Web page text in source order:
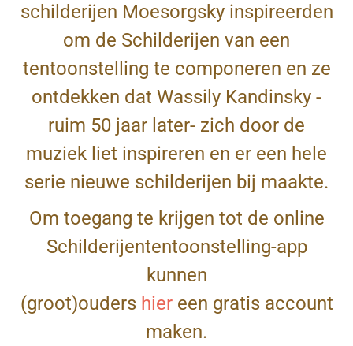
schilderijen Moesorgsky inspireerden
om de Schilderijen van een
tentoonstelling te componeren en ze
ontdekken dat Wassily Kandinsky -
ruim 50 jaar later- zich door de
muziek liet inspireren en er een hele
serie nieuwe schilderijen bij maakte.
Om toegang te krijgen tot de online
Schilderijententoonstelling-app
kunnen
(groot)ouders hiereen gratis account
maken.